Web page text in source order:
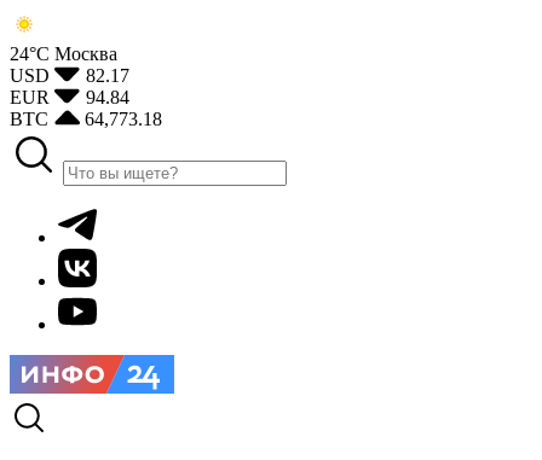
24°С Москва
USD
82.17
EUR
94.84
BTC
64,773.18